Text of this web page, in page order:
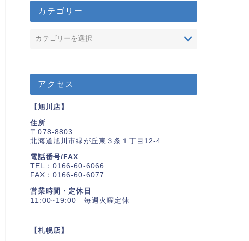
カテゴリー
アクセス
【旭川店】
住所
〒078-8803
北海道旭川市緑が丘東３条１丁目12-4
電話番号/FAX
TEL：0166-60-6066
FAX：0166-60-6077
営業時間・定休日
11:00~19:00 毎週火曜定休
【札幌店】